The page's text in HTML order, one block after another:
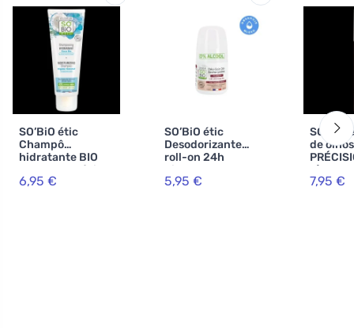
SO’BiO étic
Champô
hidratante BIO
com coco e ácido
hialurónico (250
6,95 €
SO’BiO étic
Desodorizante
roll-on 24h
hidratante com
leite de burra -
5,95 €
SO’BiO
de
g) 02
BIO -
7,95 €